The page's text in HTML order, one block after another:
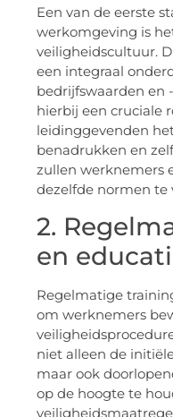
Een van de eerste
werkomgeving is
veiligheidscultuur.
een integraal
bedrijfswaarden en
hierbij een cruciale
leidinggevenden
benadrukken en
zullen werknemers
dezelfde normen te
2.
en
Regelmatige
om werknemers
niet alleen de
maar ook
op de hoogte te